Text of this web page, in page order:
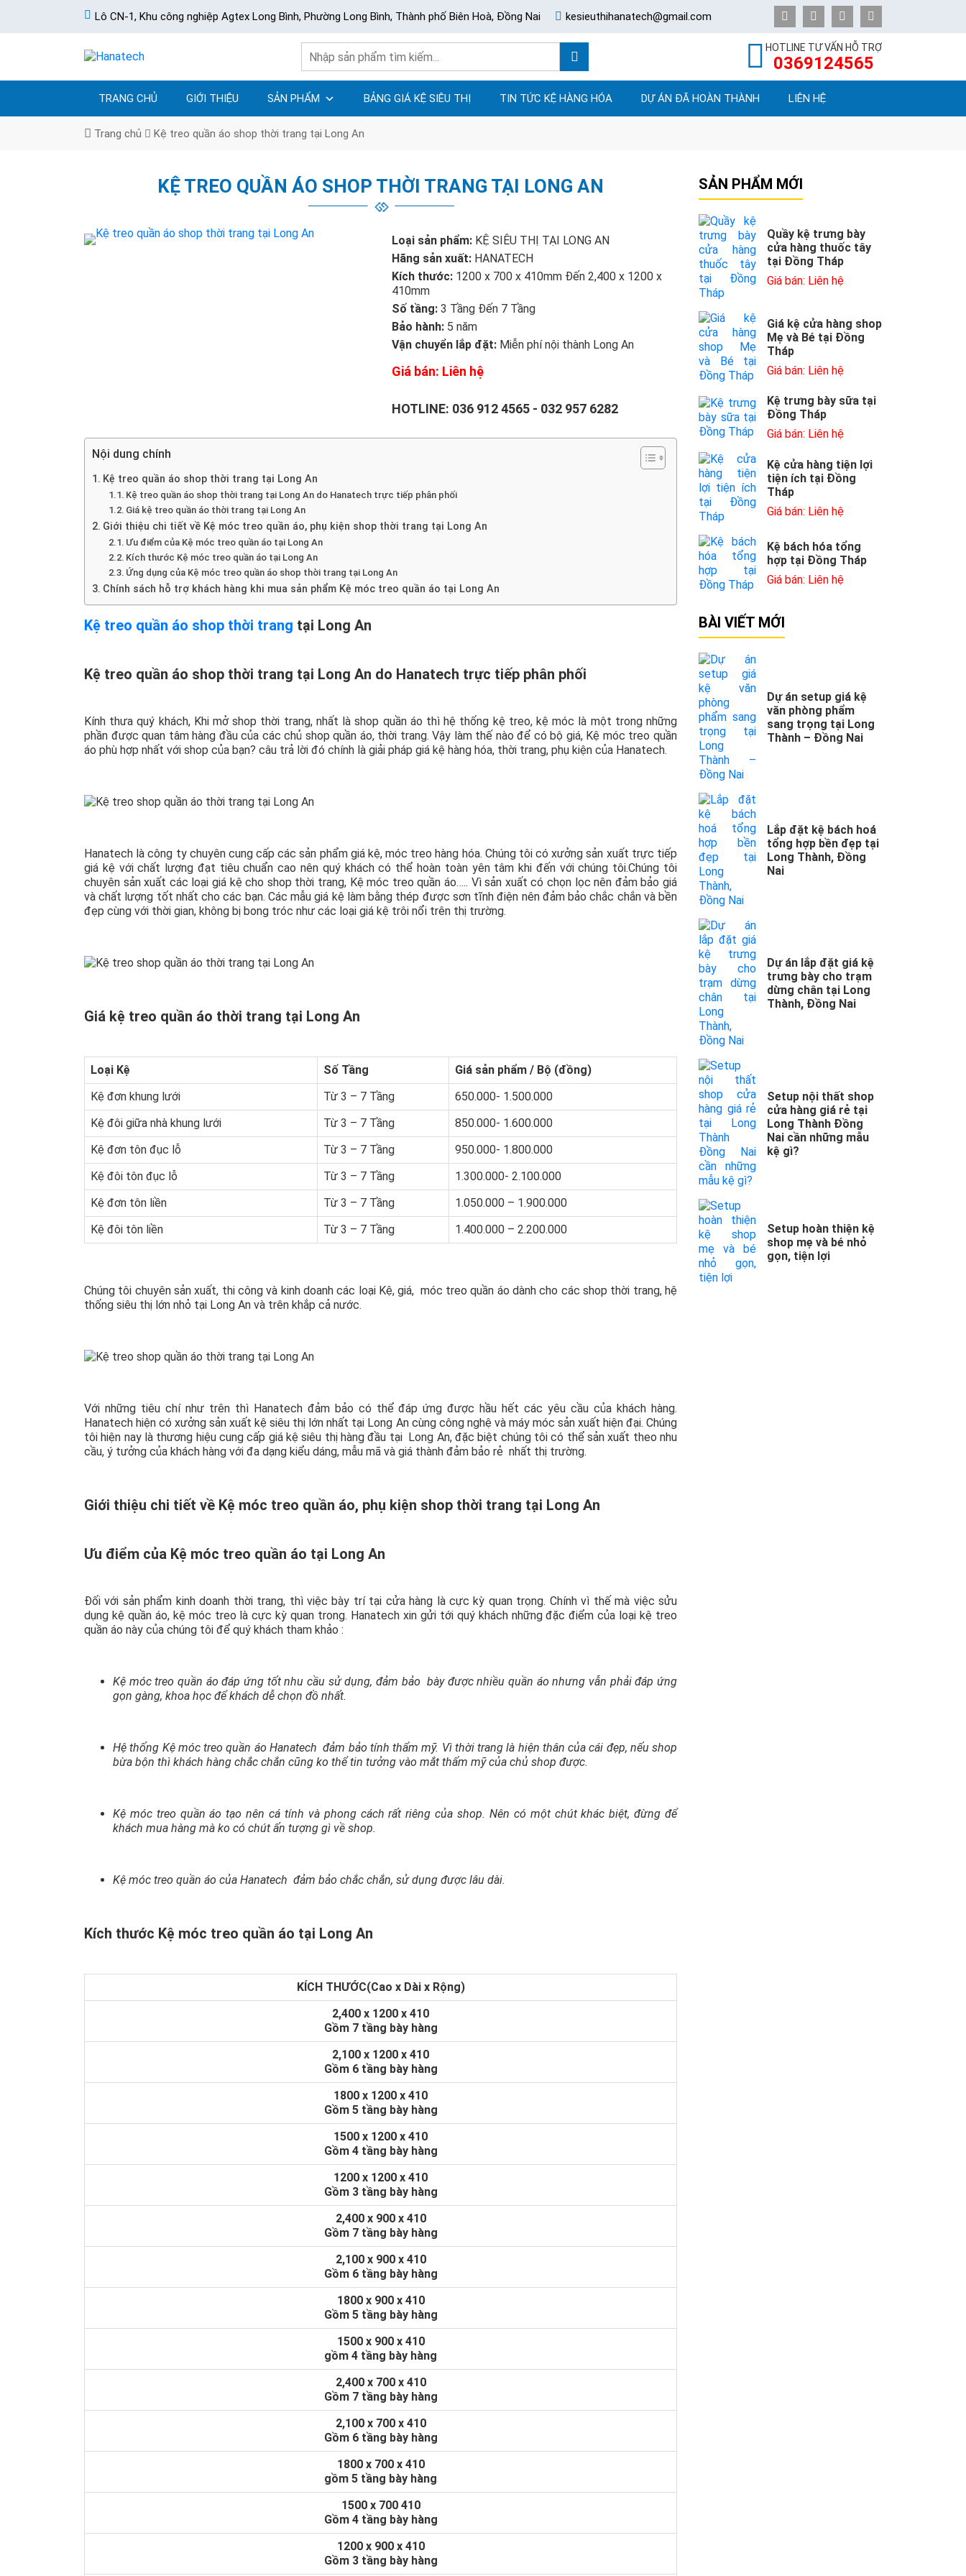
Lô CN-1, Khu công nghiệp Agtex Long Bình, Phường Long Bình, Thành phố Biên Hoà, Đồng Nai kesieuthihanatech@gmail.com
HOTLINE TƯ VẤN HỖ TRỢ
0369124565
TRANG CHỦ GIỚI THIỆU SẢN PHẨM BẢNG GIÁ KỆ SIÊU THỊ TIN TỨC KỆ HÀNG HÓA DỰ ÁN ĐÃ HOÀN THÀNH LIÊN HỆ
Trang chủ Kệ treo quần áo shop thời trang tại Long An
KỆ TREO QUẦN ÁO SHOP THỜI TRANG TẠI LONG AN
Loại sản phẩm: KỆ SIÊU THỊ TẠI LONG AN
Hãng sản xuất:HANATECH
Kích thước:1200 x 700 x 410mm Đến 2,400 x 1200 x
410mm
Số tầng:3 Tầng Đến 7 Tầng
Bảo hành:5 năm
Vận chuyển lắp đặt:Miễn phí nội thành Long An
Giá bán: Liên hệ
HOTLINE: 036 912 4565- 032 957 6282
Nội dung chính
Kệ treo quần áo shop thời trang tại Long An
Kệ treo quần áo shop thời trang tại Long An do Hanatech trực tiếp phân phối
Giá kệ treo quần áo thời trang tại Long An
Giới thiệu chi tiết về Kệ móc treo quần áo, phụ kiện shop thời trang tại Long An
Ưu điểm của Kệ móc treo quần áo tại Long An
Kích thước Kệ móc treo quần áo tại Long An
Ứng dụng của Kệ móc treo quần áo shop thời trang tại Long An
Chính sách hỗ trợ khách hàng khi mua sản phẩm Kệ móc treo quần áo tại Long An
Kệ treo quần áo shop thời trang tại Long An
Kệ treo quần áo shop thời trang tại Long An do Hanatech trực tiếp phân phối
Kính thưa quý khách, Khi mở shop thời trang, nhất là shop quần áo thì hệ thống kệ treo, kệ móc là một trong những
phần được quan tâm hàng đầu của các chủ shop quần áo, thời trang. Vậy làm thế nào để có bộ giá, Kệ móc treo quần
áo phù hợp nhất với shop của bạn? câu trả lời đó chính là giải pháp giá kệ hàng hóa, thời trang, phụ kiện của Hanatech.
Hanatech là công ty chuyên cung cấp các sản phẩm giá kệ, móc treo hàng hóa. Chúng tôi có xưởng sản xuất trực tiếp
giá kệ với chất lượng đạt tiêu chuẩn cao nên quý khách có thể hoàn toàn yên tâm khi đến với chúng tôi.Chúng tôi
chuyên sản xuất các loại giá kệ cho shop thời trang, Kệ móc treo quần áo….. Vì sản xuất có chọn lọc nên đảm bảo giá
và chất lượng tốt nhất cho các bạn. Các mẫu giá kệ làm bằng thép được sơn tĩnh điện nên đảm bảo chắc chắn và bền
đẹp cùng với thời gian, không bị bong tróc như các loại giá kệ trôi nổi trên thị trường.
Giá kệ treo quần áo thời trang tại Long An
Loại Kệ Số Tầng
Giá sản phẩm / Bộ (đồng)
Kệ đơn khung lưới
Từ 3 – 7 Tầng
650.000- 1.500.000
Kệ đôi giữa nhà khung lưới
Từ 3 – 7 Tầng
850.000- 1.600.000
Kệ đơn tôn đục lỗ
Từ 3 – 7 Tầng
950.000- 1.800.000
Kệ đôi tôn đục lỗ
Từ 3 – 7 Tầng
1.300.000- 2.100.000
Kệ đơn tôn liền
Từ 3 – 7 Tầng
1.050.000 – 1.900.000
Kệ đôi tôn liền
Từ 3 – 7 Tầng 1.400.000 – 2.200.000
Chúng tôi chuyên sản xuất, thi công và kinh doanh các loại Kệ, giá, móc treo quần áo dành cho các shop thời trang, hệ
thống siêu thị lớn nhỏ tại Long An và trên khắp cả nước.
Với những tiêu chí như trên thì Hanatech đảm bảo có thể đáp ứng được hầu hết các yêu cầu của khách hàng.
Hanatech hiện có xưởng sản xuất kệ siêu thị lớn nhất tại Long An cùng công nghệ và máy móc sản xuất hiện đại. Chúng
tôi hiện nay là thương hiệu cung cấp giá kệ siêu thị hàng đầu tại Long An, đặc biệt chúng tôi có thể sản xuất theo nhu
cầu, ý tưởng của khách hàng với đa dạng kiểu dáng, mẫu mã và giá thành đảm bảo rẻ nhất thị trường.
Giới thiệu chi tiết về Kệ móc treo quần áo, phụ kiện shop thời trang tại Long An
Ưu điểm của Kệ móc treo quần áo tại Long An
Đối với sản phẩm kinh doanh thời trang, thì việc bày trí tại cửa hàng là cực kỳ quan trọng. Chính vì thế mà việc sửu
dụng kệ quần áo, kệ móc treo là cực kỳ quan trong. Hanatech xin gửi tới quý khách những đặc điểm của loại kệ treo
quần áo này của chúng tôi để quý khách tham khảo :
Kệ móc treo quần áo đáp ứng tốt nhu cầu sử dụng, đảm bảo bày được nhiều quần áo nhưng vẫn phải đáp ứng
gọn gàng, khoa học để khách dễ chọn đồ nhất.
Hệ thống Kệ móc treo quần áo Hanatech đảm bảo tính thẩm mỹ. Vì thời trang là hiện thân của cái đẹp, nếu shop
bừa bộn thì khách hàng chắc chắn cũng ko thể tin tưởng vào mắt thẩm mỹ của chủ shop được.
Kệ móc treo quần áo tạo nên cá tính và phong cách rất riêng của shop. Nên có một chút khác biệt, đừng để
khách mua hàng mà ko có chút ấn tượng gì về shop.
Kệ móc treo quần áo của Hanatech đảm bảo chắc chắn, sử dụng được lâu dài.
Kích thước Kệ móc treo quần áo tại Long An
KÍCH THƯỚC(Cao x Dài x Rộng)
2,400 x 1200 x 410
Gồm 7 tầng bày hàng
2,100 x 1200 x 410
Gồm 6 tầng bày hàng
1800 x 1200 x 410
Gồm 5 tầng bày hàng
1500 x 1200 x 410
Gồm 4 tầng bày hàng
1200 x 1200 x 410
Gồm 3 tầng bày hàng
2,400 x 900 x 410
Gồm 7 tầng bày hàng
2,100 x 900 x 410
Gồm 6 tầng bày hàng
1800 x 900 x 410
Gồm 5 tầng bày hàng
1500 x 900 x 410
gồm 4 tầng bày hàng
2,400 x 700 x 410
Gồm 7 tầng bày hàng
2,100 x 700 x 410
Gồm 6 tầng bày hàng
1800 x 700 x 410
gồm 5 tầng bày hàng
1500 x 700 410
Gồm 4 tầng bày hàng
1200 x 900 x 410
Gồm 3 tầng bày hàng
SẢN PHẨM MỚI
Quầy kệ trưng bày
cửa hàng thuốc tây
tại Đồng Tháp
Giá bán: Liên hệ
Giá kệ cửa hàng shop
Mẹ và Bé tại Đồng
Tháp
Giá bán: Liên hệ
Kệ trưng bày sữa tại
Đồng Tháp
Giá bán: Liên hệ
Kệ cửa hàng tiện lợi
tiện ích tại Đồng
Tháp
Giá bán: Liên hệ
Kệ bách hóa tổng
hợp tại Đồng Tháp
Giá bán: Liên hệ
BÀI VIẾT MỚI
Dự án setup giá kệ
văn phòng phẩm
sang trọng tại Long
Thành – Đồng Nai
Lắp đặt kệ bách hoá
tổng hợp bền đẹp tại
Long Thành, Đồng
Nai
Dự án lắp đặt giá kệ
trưng bày cho trạm
dừng chân tại Long
Thành, Đồng Nai
Setup nội thất shop
cửa hàng giá rẻ tại
Long Thành Đồng
Nai cần những mẫu
kệ gì?
Setup hoàn thiện kệ
shop mẹ và bé nhỏ
gọn, tiện lợi